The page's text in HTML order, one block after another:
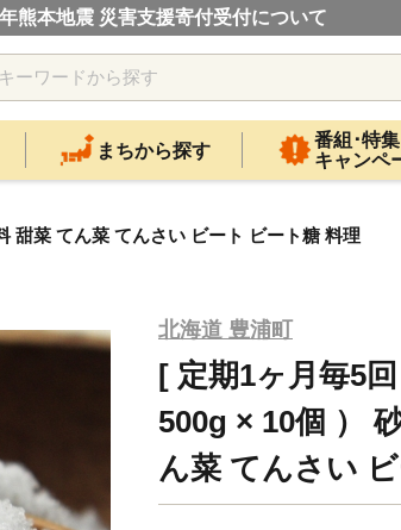
熊本地震 災害支援寄付受付について
まちから探す
番組･特集
キャンペ
甜菜 てん菜 てんさい ビート ビート糖 料理
北海道 豊浦町
[ 定期1ヶ月毎5
500g × 10個 ）
ん菜 てんさい